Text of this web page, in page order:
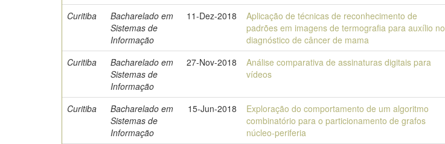
Curitiba
Bacharelado em
Sistemas de
Informação
11-Dez-2018
Aplicação de técnicas de reconhecimento de
padrões em imagens de termografia para auxílio no
diagnóstico de câncer de mama
Curitiba
Bacharelado em
Sistemas de
Informação
27-Nov-2018
Análise comparativa de assinaturas digitais para
vídeos
Curitiba
Bacharelado em
Sistemas de
Informação
15-Jun-2018
Exploração do comportamento de um algoritmo
combinatório para o particionamento de grafos
núcleo-periferia